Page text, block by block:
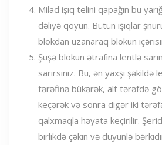
Milad işıq telini qapağın bu
dəliyə qoyun. Bütün işıqlar
blokdan uzanaraq blokun
Şüşə blokun ətrafına lentlə
sarırsınız. Bu, ən yaxşı şəkildə
tərəfinə bükərək, alt tərəfdə
keçərək və sonra digər iki
qalxmaqla həyata keçirilir.
birlikdə çəkin və düyünlə